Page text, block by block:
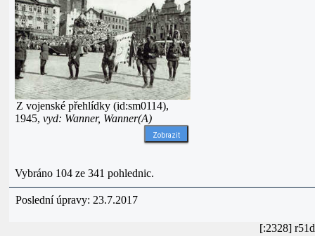
Z vojenské přehlídky (id:sm0114),
1945, vyd: Wanner, Wanner(A)
Zobrazit
Vybráno 104 ze 341 pohlednic.
Poslední úpravy: 23.7.2017
[:2328]